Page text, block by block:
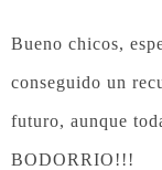
Bueno chicos,
conseguido un
futuro, aunque
BODORRIO!!!